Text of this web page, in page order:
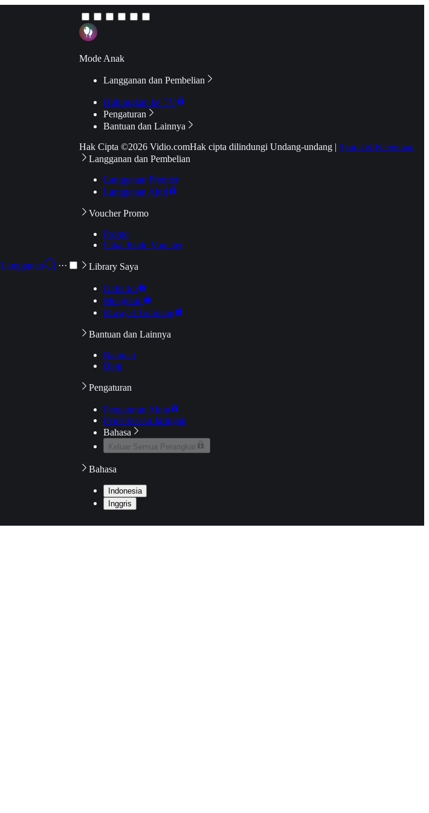
Langganan
···
Mode Anak
Langganan dan Pembelian
Hubungkan ke TV
Pengaturan
Bantuan dan Lainnya
Hak Cipta ©2026 Vidio.comHak cipta dilindungi Undang-undang | Syarat & Ketentuan
Langganan dan Pembelian
Langganan Premier
Langganan Aktif
Voucher Promo
Promo
Pakai Kode Voucher
Library Saya
Daftarku
Mengikuti
Riwayat Tontonan
Bantuan dan Lainnya
Bantuan
Blog
Pengaturan
Pengaturan Akun
Pemeriksaan Jaringan
Bahasa
Keluar Semua Perangkat
Bahasa
Indonesia
Inggris